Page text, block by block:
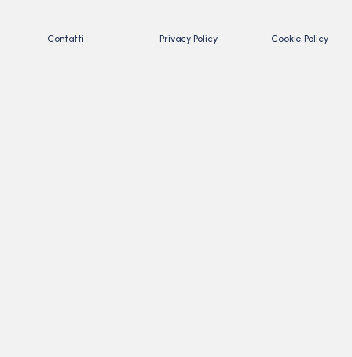
Contatti Privacy Policy Cookie Policy